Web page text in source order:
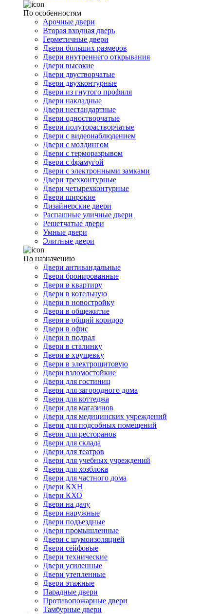
По особенностям
Арочные двери
Вторая входная дверь
Герметичные двери
Двери больших размеров
Двери внутреннего открывания
Двери высокие
Двери двустворчатые
Двери двухконтурные
Двери из гнутого профиля
Двери накладные
Двери нестандартные
Двери одностворчатые
Двери полуторастворчатые
Двери с видеонаблюдением
Двери с молдингом
Двери с терморазрывом
Двери с фрамугой
Двери с электронными замками
Двери трехконтурные
Двери четырехконтурные
Двери широкие
Дизайнерские двери
Распашные уличные двери
Решетчатые двери
Умные двери
Элитные двери
По назначению
Двери антивандальные
Двери бронированные
Двери в квартиру
Двери в котельную
Двери в новостройку
Двери в общежитие
Двери в общий коридор
Двери в офис
Двери в подвал
Двери в сталинку
Двери в хрущевку
Двери в электрощитовую
Двери взломостойкие
Двери для гостиниц
Двери для загородного дома
Двери для коттеджа
Двери для магазинов
Двери для медицинских учреждений
Двери для подсобных помещений
Двери для ресторанов
Двери для склада
Двери для театров
Двери для учебных учреждений
Двери для хозблока
Двери для частного дома
Двери КХН
Двери КХО
Двери на дачу
Двери наружные
Двери подъездные
Двери промышленные
Двери с шумоизоляцией
Двери сейфовые
Двери технические
Двери усиленные
Двери утепленные
Двери этажные
Парадные двери
Противопожарные двери
Тамбурные двери